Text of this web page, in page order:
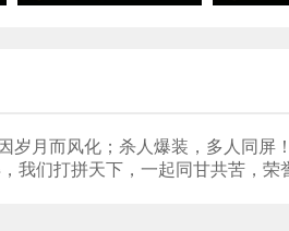
岁月而风化；杀人爆装，多人同屏
我们打拼天下，一起同甘共苦，